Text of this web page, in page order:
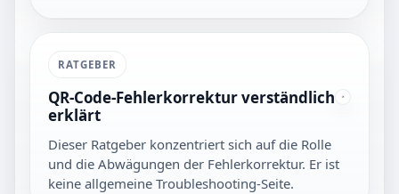
RATGEBER
QR-Code-Fehlerkorrektur verständlich
erklärt
Dieser Ratgeber konzentriert sich auf die Rolle
und die Abwägungen der Fehlerkorrektur. Er ist
keine allgemeine Troubleshooting-Seite.